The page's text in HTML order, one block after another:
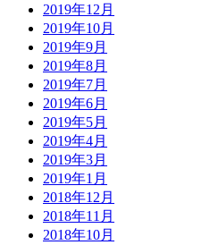
2019年12月
2019年10月
2019年9月
2019年8月
2019年7月
2019年6月
2019年5月
2019年4月
2019年3月
2019年1月
2018年12月
2018年11月
2018年10月